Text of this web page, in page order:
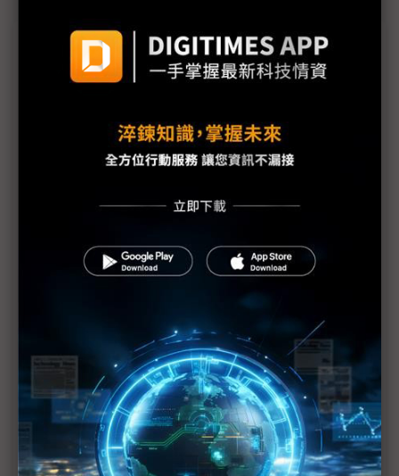
議題精選－裕隆集團1Q26法說定調車市景
江申電巴車架訂單爆量 BMW電池箱4Q26量產挹注
中華車：台灣車市低迷延續至5月 2026全年銷售目
裕隆全力支持鴻華先進所需產能 N7、Bria與Carvia
裕日車揭露中期策略方針 3年推13款新車全力搶市
評析：裕隆集團法說登場在即 定調2026車市景氣、
跨國代工布局成焦點
台灣車市進入結構性調整期 車廠都在等「先蹲後
跳」好時機
裕日車力拚2028年重返榮耀 進口美製SUV「已經準
備好」